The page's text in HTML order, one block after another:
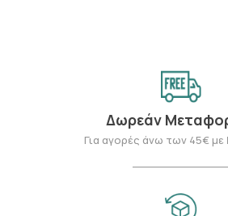
Δωρεάν
Για αγορές άνω των 45€ με